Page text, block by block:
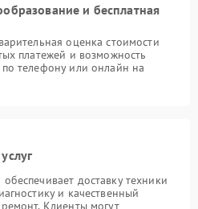
и бесплатная
оценка стоимости
платежей и возможность
телефону или онлайн на
доставку техники
и качественный
Клиенты могут